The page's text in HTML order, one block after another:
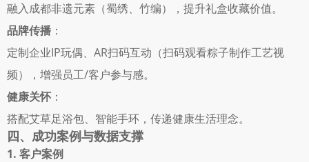
融入成都非遗元素（蜀绣、竹编），提升礼盒收藏价值。
品牌传播 ：
定制企业IP玩偶、AR扫码互动（扫码观看粽子制作工艺视
频），增强员工/客户参与感。
健康关怀 ：
搭配艾草足浴包、智能手环，传递健康生活理念。
四、成功案例与数据支撑
1. 客户案例